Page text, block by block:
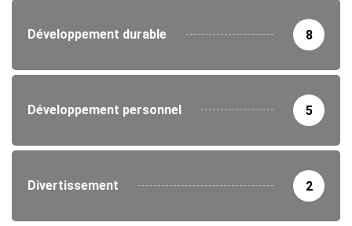
Développement durable 8
Développement personnel 5
Divertissement 2